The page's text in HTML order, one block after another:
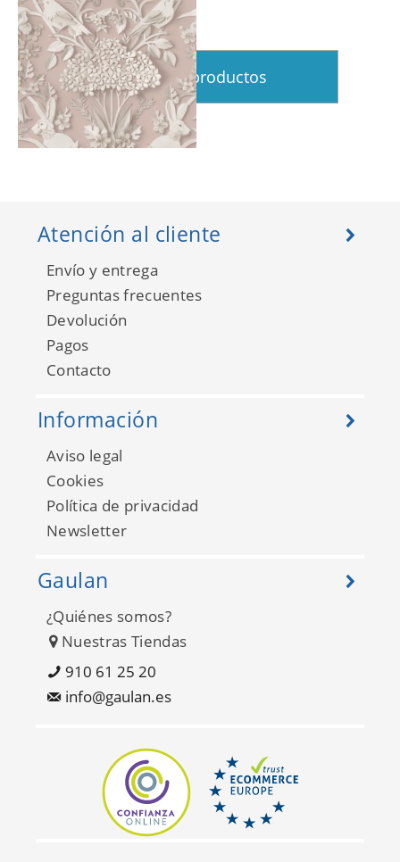
Ver más productos
Atención al cliente
Envío y entrega
Preguntas frecuentes
Devolución
Pagos
Contacto
Información
Aviso legal
Cookies
Política de privacidad
Newsletter
Gaulan
¿Quiénes somos?
Nuestras Tiendas
910 61 25 20
info@gaulan.es